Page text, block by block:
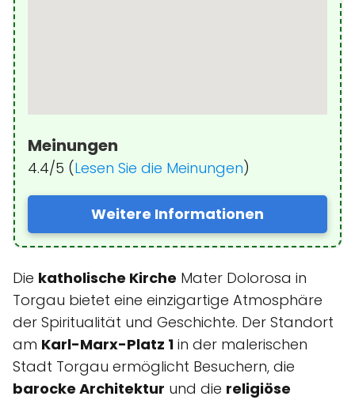
Meinungen
4.4/5 (Lesen Sie die Meinungen)
Weitere Informationen
Die katholische Kirche Mater Dolorosa in
Torgau bietet eine einzigartige Atmosphäre
der Spiritualität und Geschichte. Der Standort
am Karl-Marx-Platz 1 in der malerischen
Stadt Torgau ermöglicht Besuchern, die
barocke Architektur und die religiöse